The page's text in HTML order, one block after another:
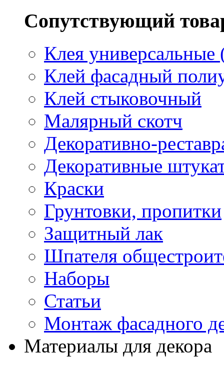
Сопутствующий
Клея универсальные
Клей фасадный
Клей стыковочный
Малярный скотч
Декоративно-
Декоративные
Краски
Грунтовки, пропитки
Защитный лак
Шпателя
Наборы
Статьи
Монтаж фасадного
Материалы для декора